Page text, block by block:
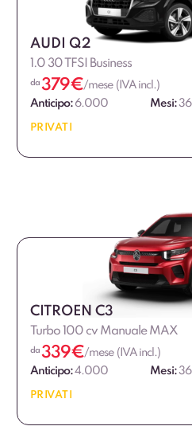
AUDI Q2
1.0 30 TFSI Business
da 379€/mese (IVA incl.)
Anticipo: 6.000 Mesi:36
PRIVATI
CITROEN C3
Turbo 100 cv Manuale MAX
da 339€/mese (IVA incl.)
Anticipo:4.000 Mesi:36
PRIVATI